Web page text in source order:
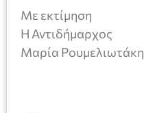
Με εκτίμηση
Η Αντιδήμαρχος
Μαρία Ρουμελιωτάκη